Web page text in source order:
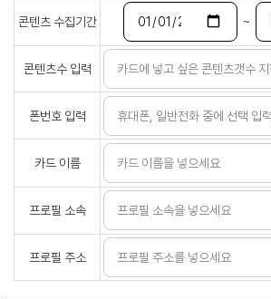
콘텐츠 수집기간 ~
콘텐츠수 입력
폰번호 입력
카드 이름
프로필 소속
프로필 주소